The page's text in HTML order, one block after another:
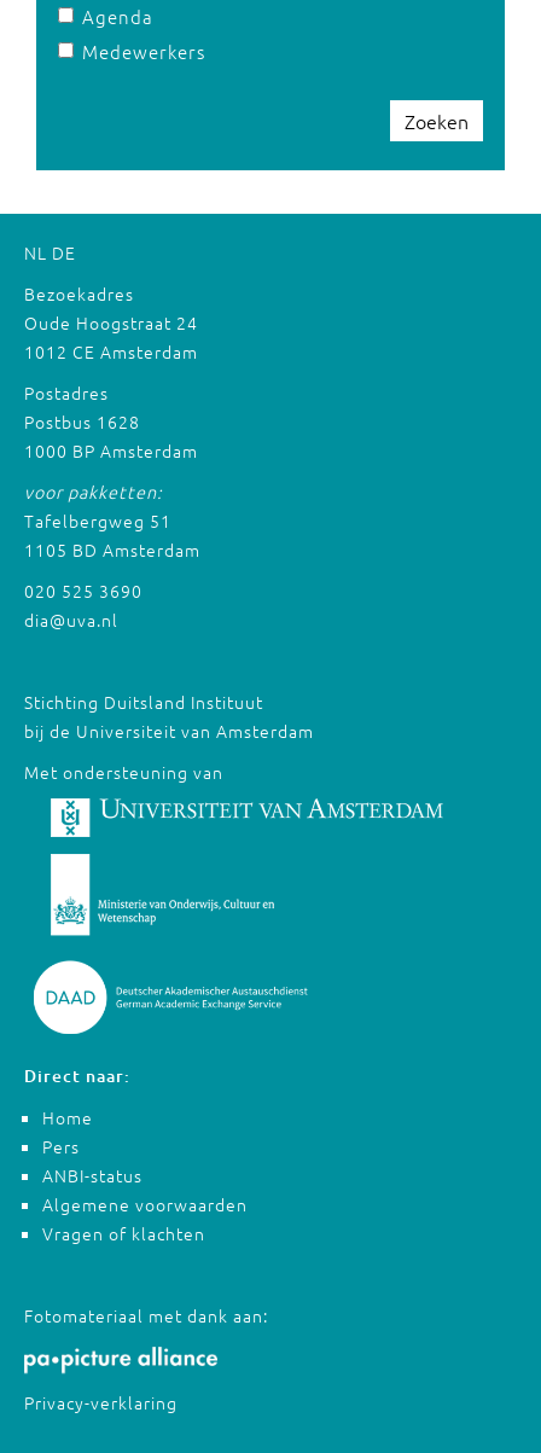
Agenda
Medewerkers
Zoeken
NL DE
Bezoekadres
Oude Hoogstraat 24
1012 CE Amsterdam
Postadres
Postbus 1628
1000 BP Amsterdam
voor pakketten:
Tafelbergweg 51
1105 BD Amsterdam
020 525 3690
dia@uva.nl
Stichting Duitsland Instituut
bij de Universiteit van Amsterdam
Met ondersteuning van
Direct naar:
Home
Pers
ANBI-status
Algemene voorwaarden
Vragen of klachten
Fotomateriaal met dank aan:
Privacy-verklaring